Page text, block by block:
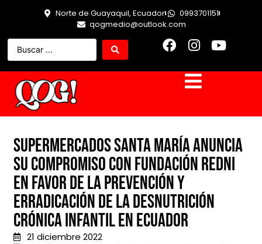
Norte de Guayaquil, Ecuador
0993701151
qogmedio@outlook.com
Supermercados Santa María anuncia
su compromiso con Fundación REDNI
en favor de la prevención y
erradicación de la desnutrición
crónica infantil en Ecuador
21 diciembre 2022